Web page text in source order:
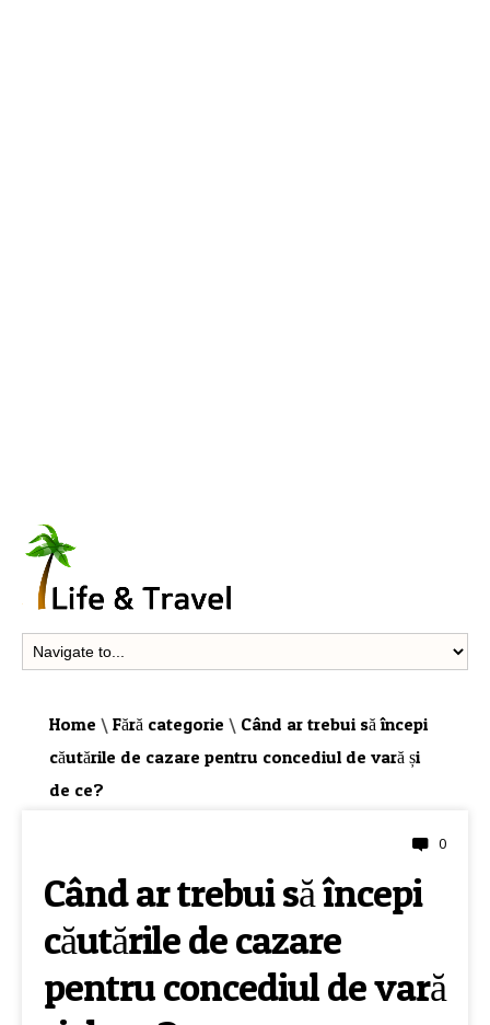
Home \ Fără categorie \ Când ar trebui să începi
căutările de cazare pentru concediul de vară și
de ce?
0
Când ar trebui să începi
căutările de cazare
pentru concediul de vară